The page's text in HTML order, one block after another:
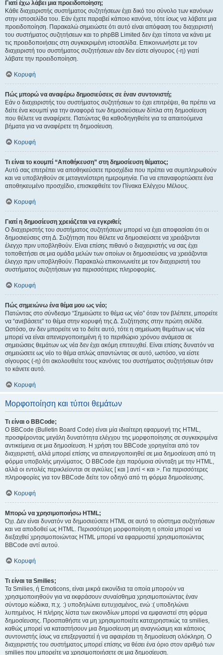
Γιατί έχω λάβει μια προειδοποίηση;
Κάθε διαχειριστής συστήματος συζητήσεων έχει δικό του σύνολο των κανόνων
στην ιστοσελίδα του. Εάν έχετε παραβεί κάποιο κανόνα, τότε ίσως να λάβατε μια
προειδοποίηση. Παρακαλώ σημειώστε ότι αυτό είναι απόφαση του διαχειριστή
του συστήματος συζητήσεων και το phpBB Limited δεν έχει τίποτα να κάνει με
τις προειδοποιήσεις στη συγκεκριμένη ιστοσελίδα. Επικοινωνήστε με τον
διαχειριστή του συστήματος συζητήσεων εάν δεν είστε σίγουρος (-η) γιατί
λάβατε την προειδοποίηση.
Κορυφή
Πώς μπορώ να αναφέρω δημοσιεύσεις σε έναν συντονιστή;
Εάν ο διαχειριστής του συστήματος συζητήσεων το έχει επιτρέψει, θα πρέπει να
δείτε ένα κουμπί για την αναφορά των δημοσιεύσεων δίπλα στη δημοσίευση
που θέλετε να αναφέρετε. Πατώντας θα καθοδηγηθείτε για τα απαιτούμενα
βήματα για να αναφέρετε τη δημοσίευση.
Κορυφή
Τι είναι το κουμπί “Αποθήκευση” στη δημοσίευση θέματος;
Αυτό σας επιτρέπει να αποθηκεύσετε προσχέδια που πρέπει να συμπληρωθούν
και να υποβληθούν σε μεταγενέστερη ημερομηνία. Για να επαναφορτώσετε ένα
αποθηκευμένο προσχέδιο, επισκεφθείτε τον Πίνακα Ελέγχου Μέλους.
Κορυφή
Γιατί η δημοσίευση χρειάζεται να εγκριθεί;
Ο διαχειριστής του συστήματος συζητήσεων μπορεί να έχει αποφασίσει ότι οι
δημοσιεύσεις στη Δ. Συζήτηση που θέλετε να δημοσιεύσετε να χρειάζονται
έλεγχο πριν υποβληθούν. Είναι επίσης πιθανό ο διαχειριστής να σας έχει
τοποθετήσει σε μια ομάδα μελών των οποίων οι δημοσιεύσεις να χρειάζονται
έλεγχο πριν υποβληθούν. Παρακαλώ επικοινωνείτε με τον διαχειριστή του
συστήματος συζητήσεων για περισσότερες πληροφορίες.
Κορυφή
Πώς σημειώνω ένα θέμα μου ως νέο;
Πατώντας στο σύνδεσμο “Σημειώστε το θέμα ως νέο” όταν τον βλέπετε, μπορείτε
να “ανεβάσετε” το θέμα στην κορυφή της Δ. Συζήτησης στην πρώτη σελίδα.
Ωστόσο, αν δεν μπορείτε να το δείτε αυτό, τότε η σημείωση θεμάτων ως νέα
μπορεί να είναι απενεργοποιημένη ή το περιθώριο χρόνου ανάμεσα σε
σημειώσεις θεμάτων ως νέα δεν έχει ακόμη επιτευχθεί. Είναι επίσης δυνατόν να
σημειώσετε ως νέο το θέμα απλώς απαντώντας σε αυτό, ωστόσο, να είστε
σίγουρος (-η) ότι ακολουθείτε τους κανόνες του συστήματος συζητήσεων όταν
το κάνετε αυτό.
Κορυφή
Μορφοποίηση και τύποι θεμάτων
Τι είναι ο BBCode;
Ο BBCode (Bulletin Board Code) είναι μία ιδιαίτερη εφαρμογή της HTML,
προσφέροντας μεγάλη δυνατότητα ελέγχου της μορφοποίησης σε συγκεκριμένα
αντικείμενα σε μια δημοσίευση. Η χρήση του BBCode χορηγείται από τον
διαχειριστή, αλλά μπορεί επίσης να απενεργοποιηθεί σε μια δημοσίευση από τη
φόρμα υποβολής μηνύματος. Ο BBCode έχει παρόμοια σύνταξη με την HTML,
αλλά οι εντολές περικλείονται σε αγκύλες [ και ] αντί < και >. Για περισσότερες
πληροφορίες για τον BBCode δείτε τον οδηγό από τη φόρμα δημοσίευσης.
Κορυφή
Μπορώ να χρησιμοποιήσω HTML;
Όχι. Δεν είναι δυνατόν να δημοσιεύσετε HTML σε αυτό το σύστημα συζητήσεων
και να αποδοθεί ως HTML. Περισσότερη μορφοποίηση η οποία μπορεί να
διεξαχθεί χρησιμοποιώντας HTML μπορεί να εφαρμοστεί χρησιμοποιώντας
BBCode αντί αυτού.
Κορυφή
Τι είναι τα Smilies;
Τα Smilies, ή Emoticons, είναι μικρά εικονίδια τα οποία μπορούν να
χρησιμοποιηθούν για να εκφράσουν συναίσθημα χρησιμοποιώντας έναν
σύντομο κώδικα, π.χ. :) υποδηλώνει ευτυχισμένος, ενώ :( υποδηλώνει
λυπημένος. Η πλήρης λίστα των εικονιδίων μπορεί να εμφανιστεί στη φόρμα
δημοσίευσης. Προσπαθήστε να μη χρησιμοποιείτε καταχρηστικώς τα smilies,
καθώς μπορεί να καταστήσουν μια δημοσίευση μη αναγνώσιμη και κάποιος
συντονιστής ίσως να επεξεργαστεί ή να αφαιρέσει τη δημοσίευση ολόκληρη. Ο
διαχειριστής του συστήματος μπορεί επίσης να θέσει ένα όριο στον αριθμό των
smilies που μπορείτε να χρησιμοποιήσετε σε μια δημοσίευση.